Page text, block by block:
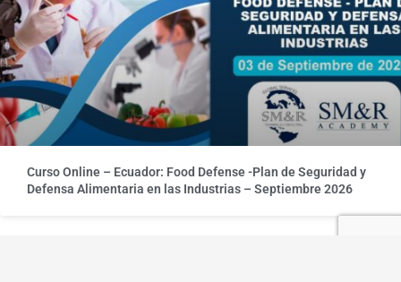
Curso Online – Ecuador: Food Defense -Plan de Seguridad y
Defensa Alimentaria en las Industrias – Septiembre 2026